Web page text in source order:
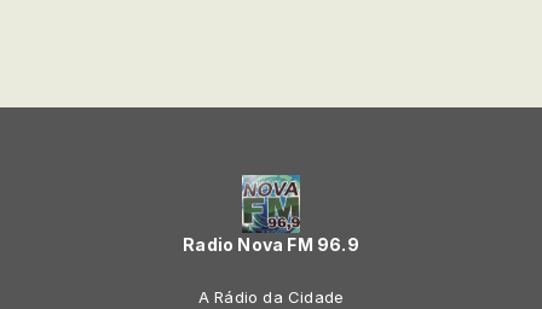
Radio Nova FM 96.9
A Rádio da Cidade